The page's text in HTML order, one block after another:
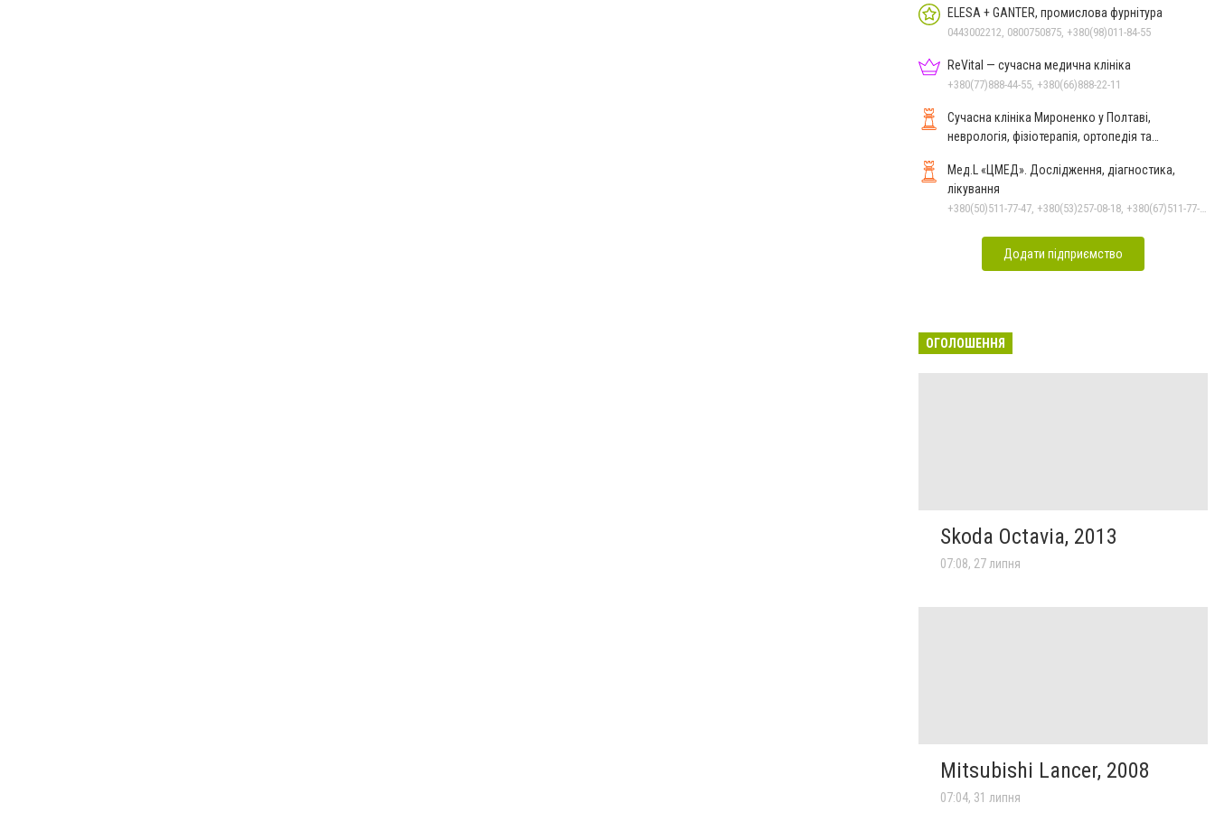
ELESA + GANTER, промислова фурнітура
0443002212, 0800750875, +380(98)011-84-55
ReVital — сучасна медична клініка
+380(77)888-44-55, +380(66)888-22-11
Сучасна клініка Мироненко у Полтаві,
неврологія, фізіотерапія, ортопедія та
Мед.L «ЦМЕД». Дослідження, діагностика,
лікування
Додати підприємство
ОГОЛОШЕННЯ
Skoda Octavia, 2013
07:08, 27 липня
Mitsubishi Lancer, 2008
07:04, 31 липня